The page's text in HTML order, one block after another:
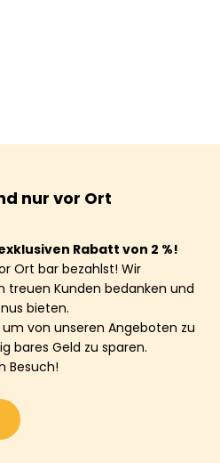
nur vor Ort
Rabatt von 2 %!
Ort bar bezahlst! Wir
treuen Kunden bedanken und
bieten.
von unseren Angeboten zu
bares Geld zu sparen.
Besuch!